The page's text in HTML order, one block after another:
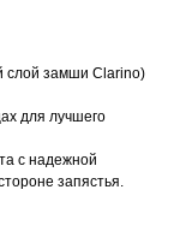
слой замши Clarino)
для лучшего
с надежной
запястья.